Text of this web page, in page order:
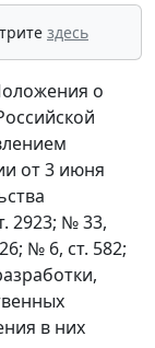
здесь
о
от 3 июня
2923; № 33,
№ 6, ст. 582;
в них